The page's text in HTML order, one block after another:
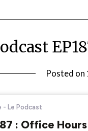
Posted on